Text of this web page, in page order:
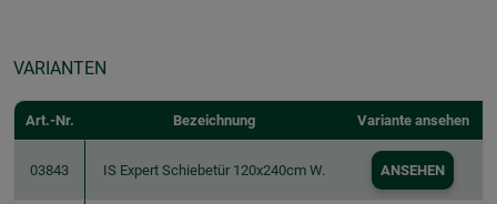
VARIANTEN
Art.-Nr. Bezeichnung Variante ansehen
03843 IS Expert Schiebetür 120x240cm W. ANSEHEN